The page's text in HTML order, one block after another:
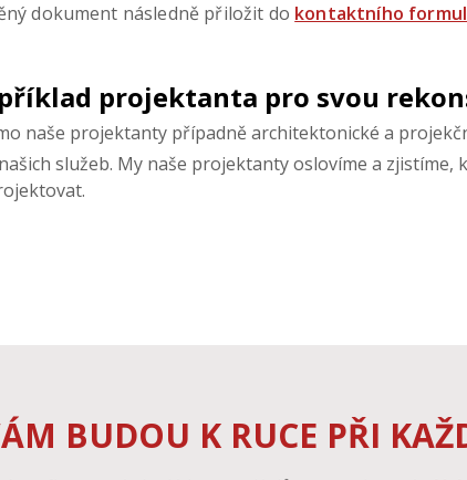
dokument následně přiložit do kontaktního
projektanta pro svou
naše projektanty případně architektonické a
služeb. My naše projektanty oslovíme a
BUDOU K RUCE PŘI